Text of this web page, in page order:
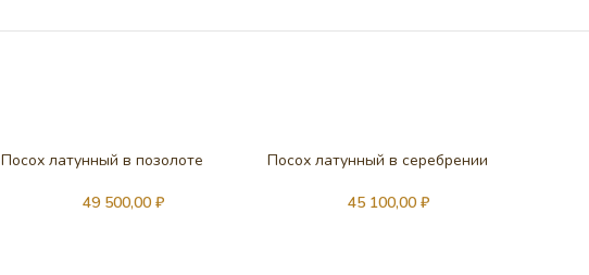
Посох латунный в позолоте
49 500,00 ₽
Посох латунный в серебрении
45 100,00₽